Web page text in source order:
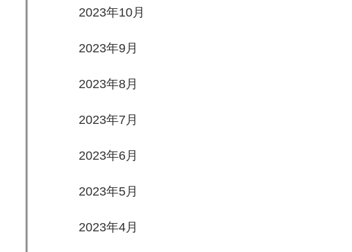
2023年10月
2023年9月
2023年8月
2023年7月
2023年6月
2023年5月
2023年4月